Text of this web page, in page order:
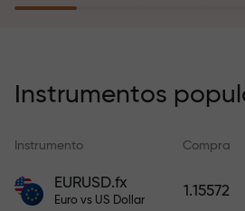
recargar su cuenta.
compensa sus pérdidas
garantiza triplicar el
tranquilidad: su capital
Instrumentos
Instrumento Compra
EURUSD.fx
Euro vs US Dollar
1.15572